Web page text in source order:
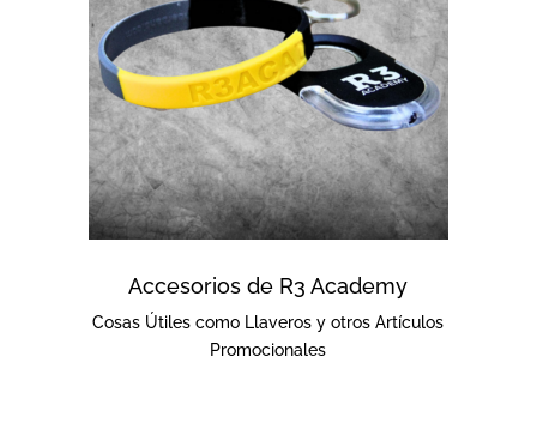
Accesorios de R3 Academy
Cosas Útiles como Llaveros y otros Artículos
Promocionales